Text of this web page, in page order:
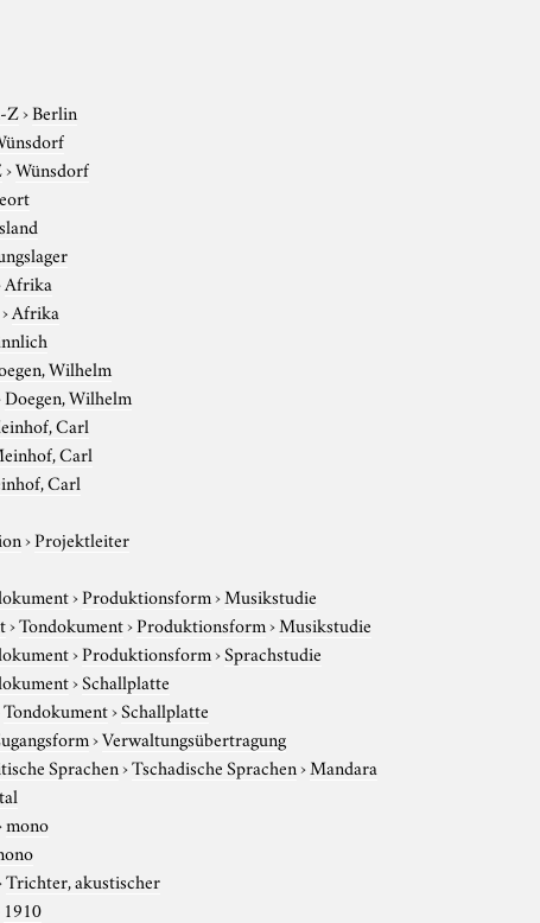
Z›Berlin
›Wünsdorf
Afrika
›Afrika
Wilhelm
Doegen, Wilhelm
Carl
Carl
Carl
›Projektleiter
›Produktionsform›Musikstudie
›Tondokument›Produktionsform›Musikstudie
›Produktionsform›Sprachstudie
›Schallplatte
Tondokument›Schallplatte
›Verwaltungsübertragung
Sprachen›Tschadische Sprachen›Mandara
mono
Trichter, akustischer
1910